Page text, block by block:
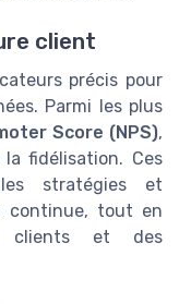
client
précis pour
Parmi les plus
Score (NPS),
fidélisation. Ces
les stratégies et
continue, tout en
clients et des